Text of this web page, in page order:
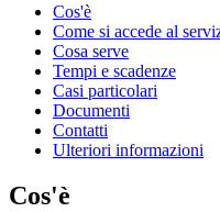
Cos'è
Come si accede al
Cosa serve
Tempi e scadenze
Casi particolari
Documenti
Contatti
Ulteriori informazioni
Cos'è